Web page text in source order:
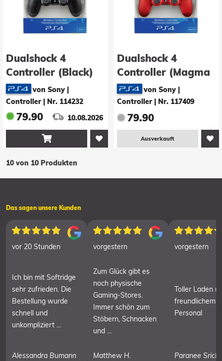
Dualshock 4
Controller (Black)
von Sony |
Controller
Nr. 114232
79.90 10.08.2026

Dualshock 4
Controller (Magma
Red) von Sony |
Controller
Nr. 117409
79.90
Ausverkauft
10 von 10 Produkten
Das sagen unsere Kunden
vor 20 Stunden
Ich bin mit Softridge
sehr zufrieden. Die
Bestellung wurde
schnell und
unkompliziert ...
Alessandra Bumann
vorgestern
Zum Glück gibt es
noch physische
Gaming-Stores.
Immer schön zum
Stöbern, Schnacken
und ...
Matthew H.
vorgestern
Toller Laden
freundlichem
Personal
Paranee